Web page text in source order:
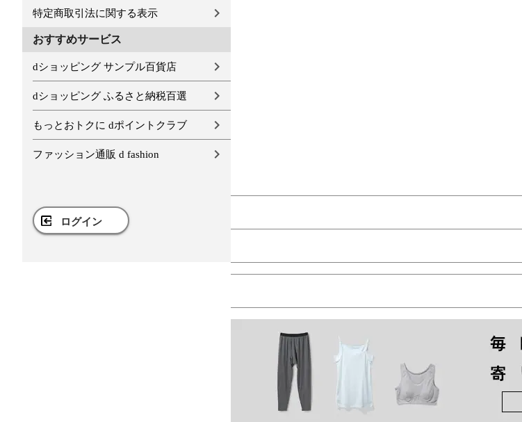
特定商取引法に関する表示
おすすめサービス
dショッピング サンプル百貨店
dショッピング ふるさと納税百選
もっとおトクに dポイントクラブ
ファッション通販 d fashion
ログイン